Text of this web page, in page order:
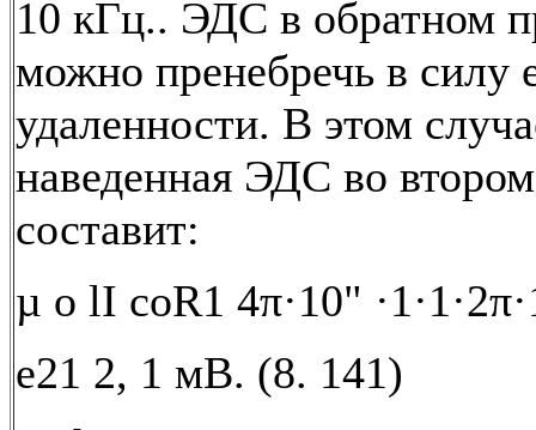
10 кГц.. ЭДС в обратном
можно пренебречь в силу
удаленности. В этом
наведенная ЭДС во
составит:
µ о lI coR1 4π·10"
е21 2, 1 мВ. (8. 141)